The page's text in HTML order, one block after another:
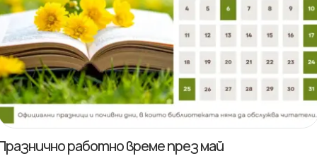
работно време през май